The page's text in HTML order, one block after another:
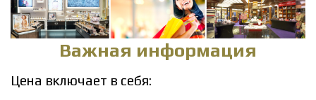
Важная информация
Цена включает в себя: